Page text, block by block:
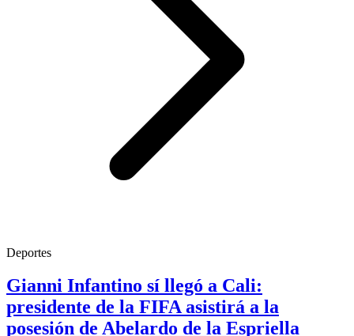
Deportes
Gianni Infantino sí llegó a Cali:
presidente de la FIFA asistirá a la
posesión de Abelardo de la Espriella